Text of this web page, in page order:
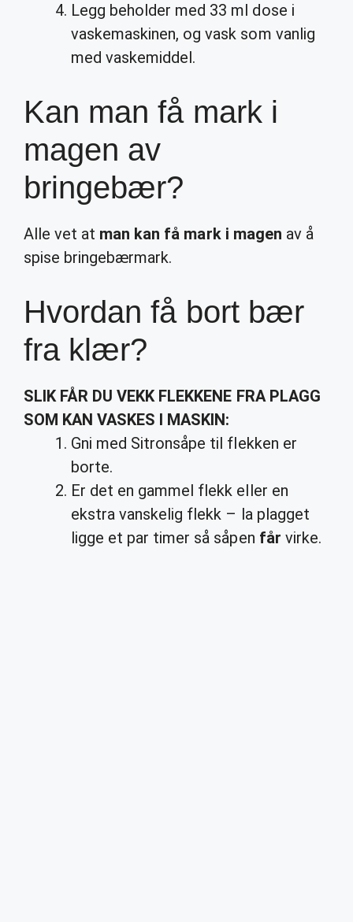
Legg beholder med 33 ml dose i
vaskemaskinen, og vask som vanlig
med vaskemiddel.
Kan man få mark i
magen av
bringebær?
Alle vet at man kan få mark i magen av å
spise bringebærmark.
Hvordan få bort bær
fra klær?
SLIK FÅR DU VEKK FLEKKENE FRA PLAGG
SOM KAN VASKES I MASKIN:
Gni med Sitronsåpe til flekken er
borte.
Er det en gammel flekk eller en
ekstra vanskelig flekk – la plagget
ligge et par timer så såpen får virke.